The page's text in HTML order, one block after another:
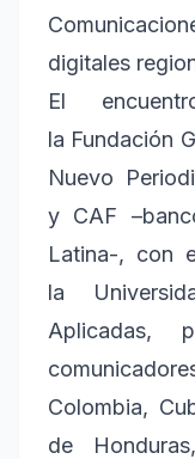
digitales
El
la Fundación
Nuevo
y CAF
Latina-, con
la
Aplicadas,
Colombia,
de